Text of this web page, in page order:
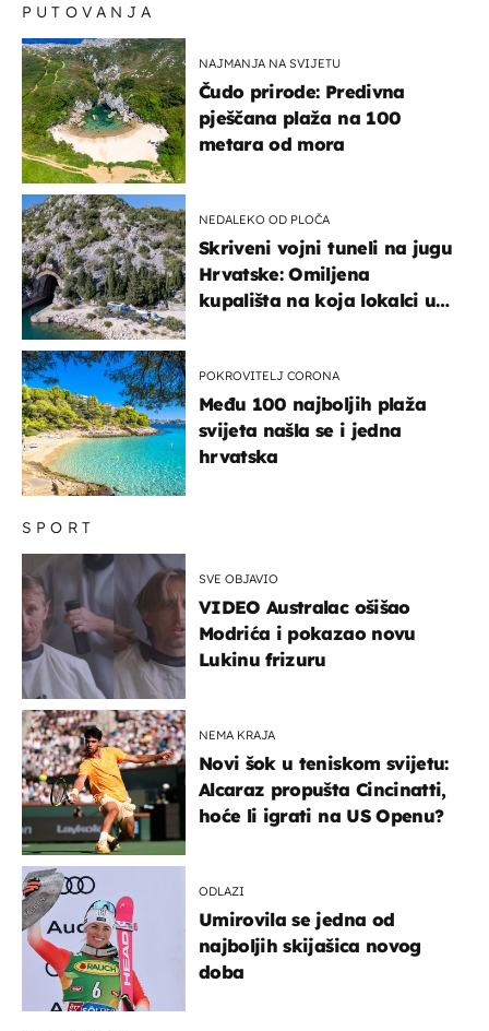
SPORT
SVE OBJAVIO
VIDEO Australac ošišao
Modrića i pokazao novu
Lukinu frizuru
NEMA KRAJA
Novi šok u teniskom svijetu:
Alcaraz propušta Cincinatti,
hoće li igrati na US Openu?
ODLAZI
Umirovila se jedna od
najboljih skijašica novog
doba
PUTOVANJA
NAJMANJA NA SVIJETU
Čudo prirode: Predivna
pješčana plaža na 100
metara od mora
NEDALEKO OD PLOČA
Skriveni vojni tuneli na jugu
Hrvatske: Omiljena
kupališta na koja lokalci u
POKROVITELJ CORONA
Među 100 najboljih plaža
svijeta našla se i jedna
hrvatska